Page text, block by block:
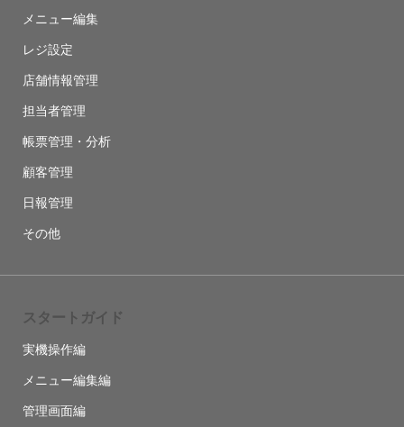
メニュー編集
レジ設定
店舗情報管理
担当者管理
帳票管理・分析
顧客管理
日報管理
その他
スタートガイド
実機操作編
メニュー編集編
管理画面編